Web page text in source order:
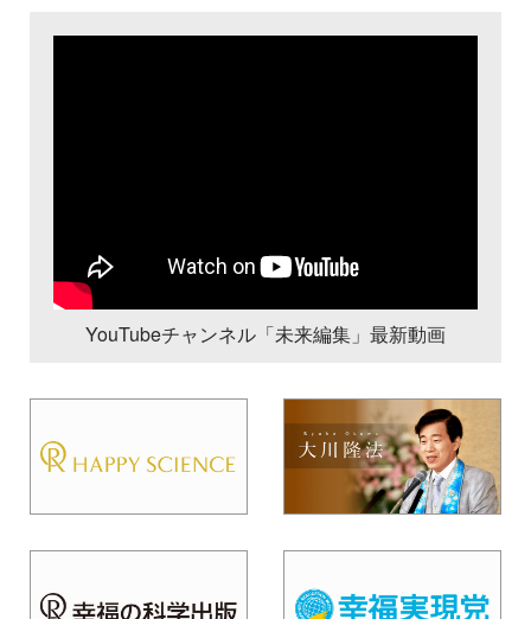
YouTubeチャンネル「未来編集」最新動画